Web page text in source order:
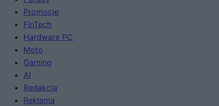
Promocje
FinTech
Hardware PC
Moto
Gaming
AI
Redakcja
Reklama